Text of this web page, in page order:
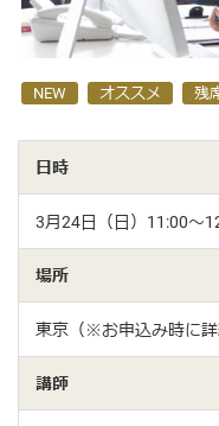
NEW オススメ 残
日時
3月24日（日）11:00～
場所
東京（※お申込み時に詳
講師